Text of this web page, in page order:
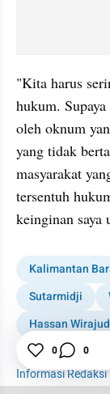
"Kita harus
hukum.
oleh oknum
yang tidak
masyarakat
tersentuh
keinginan saya
Kalimantan
Sutarmidji
Hassan
1001 media
Informasi Redaksi
0 0